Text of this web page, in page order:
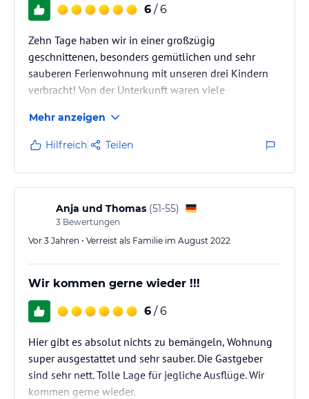
6 / 6
Zehn Tage haben wir in einer großzügig
geschnittenen, besonders gemütlichen und sehr
sauberen Ferienwohnung mit unseren drei Kindern
verbracht! Von der Unterkunft waren viele
super zu erreichen! Abends Tischtennis im
Gemeinschaftsraum!
Sehr zu empfehlen!
Mehr anzeigen
Hilfreich Teilen
Anja und Thomas (51-55)
3 Bewertungen
Vor 3 Jahren • Verreist als Familie im August 2022
Wir kommen gerne wieder !!!
6 / 6
Hier gibt es absolut nichts zu bemängeln, Wohnung
super ausgestattet und sehr sauber. Die Gastgeber
sind sehr nett. Tolle Lage für jegliche Ausflüge. Wir
kommen gerne wieder.